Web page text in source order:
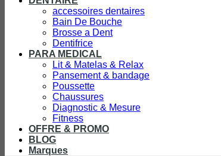
accessoires dentaires
Bain De Bouche
Brosse a Dent
Dentifrice
PARA MEDICAL
Lit & Matelas & Relax
Pansement & bandage
Poussette
Chaussures
Diagnostic & Mesure
Fitness
OFFRE & PROMO
BLOG
Marques